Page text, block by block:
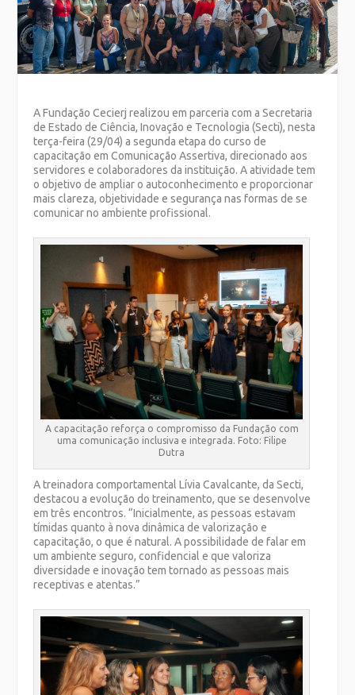
A Fundação Cecierj realizou em parceria com a Secretaria
de Estado de Ciência, Inovação e Tecnologia (Secti), nesta
terça-feira (29/04) a segunda etapa do curso de
capacitação em Comunicação Assertiva, direcionado aos
servidores e colaboradores da instituição. A atividade tem
o objetivo de ampliar o autoconhecimento e proporcionar
mais clareza, objetividade e segurança nas formas de se
comunicar no ambiente profissional.
A capacitação reforça o compromisso da Fundação com
uma comunicação inclusiva e integrada. Foto: Filipe
Dutra
A treinadora comportamental Lívia Cavalcante, da Secti,
destacou a evolução do treinamento, que se desenvolve
em três encontros. “Inicialmente, as pessoas estavam
tímidas quanto à nova dinâmica de valorização e
capacitação, o que é natural. A possibilidade de falar em
um ambiente seguro, confidencial e que valoriza
diversidade e inovação tem tornado as pessoas mais
receptivas e atentas.”